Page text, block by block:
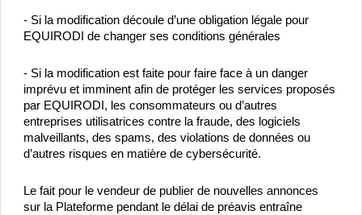
- Si la modification découle d’une obligation légale pour
EQUIRODI de changer ses conditions générales
- Si la modification est faite pour faire face à un danger
imprévu et imminent afin de protéger les services proposés
par EQUIRODI, les consommateurs ou d’autres
entreprises utilisatrices contre la fraude, des logiciels
malveillants, des spams, des violations de données ou
d’autres risques en matière de cybersécurité.
Le fait pour le vendeur de publier de nouvelles annonces
sur la Plateforme pendant le délai de préavis entraîne